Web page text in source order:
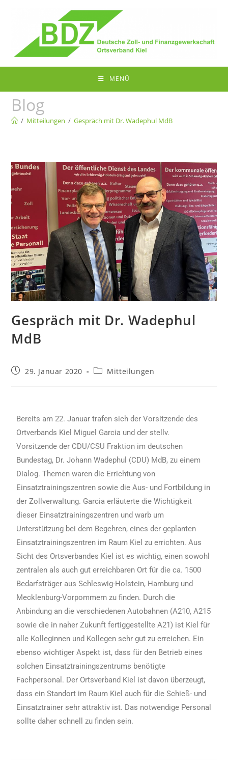
MENÜ
Blog
/ Mitteilungen / Gespräch mit Dr. Wadephul MdB
Gespräch mit Dr. Wadephul
MdB
29. Januar 2020 Mitteilungen
Bereits am 22. Januar trafen sich der Vorsitzende des
Ortverbands Kiel Miguel Garcia und der stellv.
Vorsitzende der CDU/CSU Fraktion im deutschen
Bundestag, Dr. Johann Wadephul (CDU) MdB, zu einem
Dialog. Themen waren die Errichtung von
Einsatztrainingszentren sowie die Aus- und Fortbildung in
der Zollverwaltung. Garcia erläuterte die Wichtigkeit
dieser Einsatztrainingszentren und warb um
Unterstützung bei dem Begehren, eines der geplanten
Einsatztrainingszentren im Raum Kiel zu errichten. Aus
Sicht des Ortsverbandes Kiel ist es wichtig, einen sowohl
zentralen als auch gut erreichbaren Ort für die ca. 1500
Bedarfsträger aus Schleswig-Holstein, Hamburg und
Mecklenburg-Vorpommern zu finden. Durch die
Anbindung an die verschiedenen Autobahnen (A210, A215
sowie die in naher Zukunft fertiggestellte A21) ist Kiel für
alle Kolleginnen und Kollegen sehr gut zu erreichen. Ein
ebenso wichtiger Aspekt ist, dass für den Betrieb eines
solchen Einsatztrainingszentrums benötigte
Fachpersonal. Der Ortsverband Kiel ist davon überzeugt,
dass ein Standort im Raum Kiel auch für die Schieß- und
Einsatztrainer sehr attraktiv ist. Das notwendige Personal
sollte daher schnell zu finden sein.